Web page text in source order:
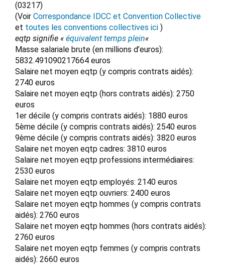
(03217)
(Voir Correspondance IDCC et Convention Collective
et toutes les conventions collectives ici )
eqtp signifie « équivalent temps plein«
Masse salariale brute (en millions d’euros):
5832.491090217664 euros
Salaire net moyen eqtp (y compris contrats aidés):
2740 euros
Salaire net moyen eqtp (hors contrats aidés): 2750
euros
1er décile (y compris contrats aidés): 1880 euros
5ème décile (y compris contrats aidés): 2540 euros
9ème décile (y compris contrats aidés): 3820 euros
Salaire net moyen eqtp cadres: 3810 euros
Salaire net moyen eqtp professions intermédiaires:
2530 euros
Salaire net moyen eqtp employés: 2140 euros
Salaire net moyen eqtp ouvriers: 2400 euros
Salaire net moyen eqtp hommes (y compris contrats
aidés): 2760 euros
Salaire net moyen eqtp hommes (hors contrats aidés):
2760 euros
Salaire net moyen eqtp femmes (y compris contrats
aidés): 2660 euros